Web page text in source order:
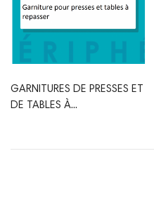
GARNITURES DE PRESSES ET
DE TABLES À...